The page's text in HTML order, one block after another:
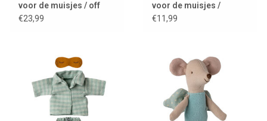
voor de muisjes / off
white
€23,99
voor de muisjes /
naturel
€11,99